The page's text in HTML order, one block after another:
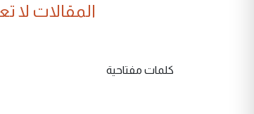
المقالات لا
كلمات مفتاحية